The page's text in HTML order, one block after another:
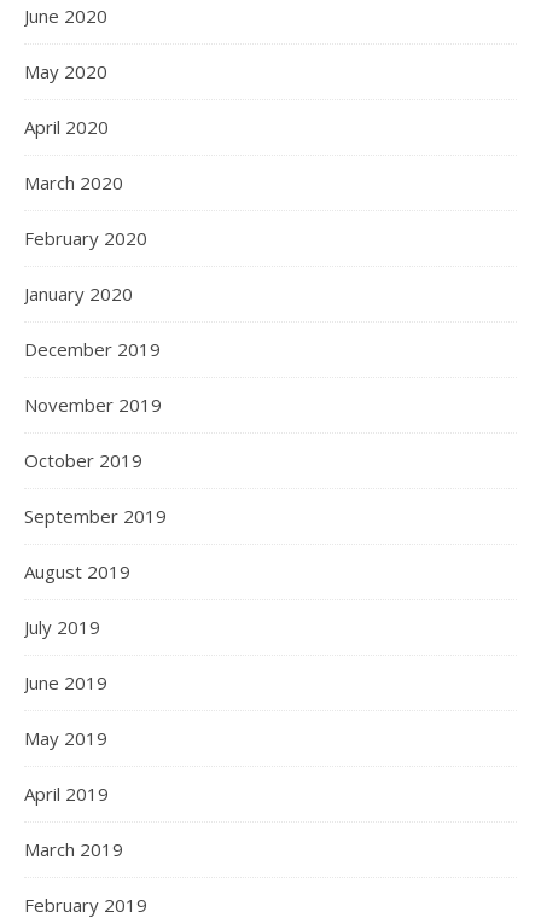
June 2020
May 2020
April 2020
March 2020
February 2020
January 2020
December 2019
November 2019
October 2019
September 2019
August 2019
July 2019
June 2019
May 2019
April 2019
March 2019
February 2019